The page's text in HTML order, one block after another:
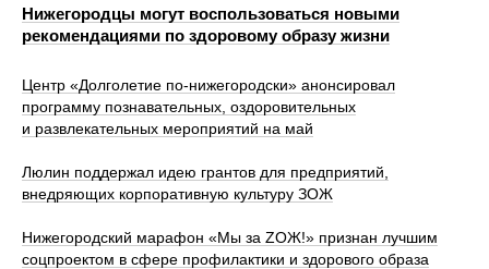
Нижегородцы могут воспользоваться новыми
рекомендациями по здоровому образу жизни
Центр «Долголетие по-нижегородски» анонсировал
программу познавательных, оздоровительных
и развлекательных мероприятий на май
Люлин поддержал идею грантов для предприятий,
внедряющих корпоративную культуру ЗОЖ
Нижегородский марафон «Мы за ZОЖ!» признан лучшим
соцпроектом в сфере профилактики и здорового образа